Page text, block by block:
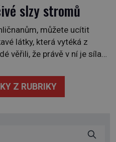
slzy stromů
můžete ucítit
látky, která vytéká z
věřili, že právě v ní je síla
před infekcí, hmyzem a
to přírodní […]
Z RUBRIKY